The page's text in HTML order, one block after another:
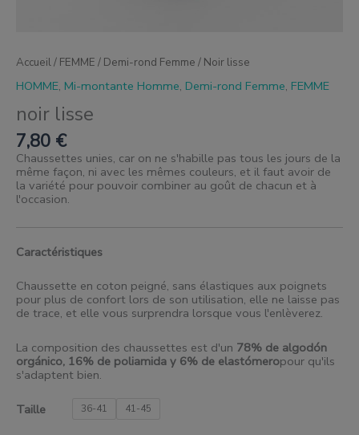
Accueil/ FEMME / Demi-rond Femme / Noir lisse
HOMME, Mi-montante Homme, Demi-rond Femme, FEMME
noir lisse
7,80 €
Chaussettes unies, car on ne s'habille pas tous les jours de la
même façon, ni avec les mêmes couleurs, et il faut avoir de
la variété pour pouvoir combiner au goût de chacun et à
l'occasion.
Caractéristiques
Chaussette en coton peigné, sans élastiques aux poignets
pour plus de confort lors de son utilisation, elle ne laisse pas
de trace, et elle vous surprendra lorsque vous l'enlèverez.
La composition des chaussettes est d'un 78% de algodón
orgánico, 16% de poliamida y 6% de elastómeropour qu'ils
s'adaptent bien.
Taille 36-41 41-45